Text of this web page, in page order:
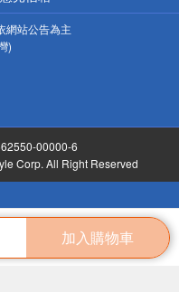
加入購物車
網站公告為主
)
00000-6
Corp. All Right Reserved